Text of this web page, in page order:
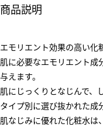
商品説明
エモリエント効果の高い化
肌に必要なエモリエント成
与えます。
肌にじっくりとなじんで、
タイプ別に選び抜かれた成
肌なじみに優れた化粧水は